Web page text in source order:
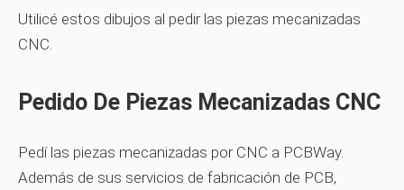
Utilicé estos dibujos al pedir las piezas mecanizadas
CNC.
Pedido De Piezas Mecanizadas CNC
Pedí las piezas mecanizadas por CNC a PCBWay.
Además de sus servicios de fabricación de PCB,